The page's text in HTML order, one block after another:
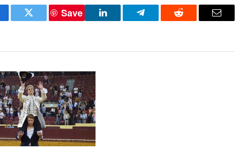
Twitter
Save
LinkedIn Telegram Reddit Email